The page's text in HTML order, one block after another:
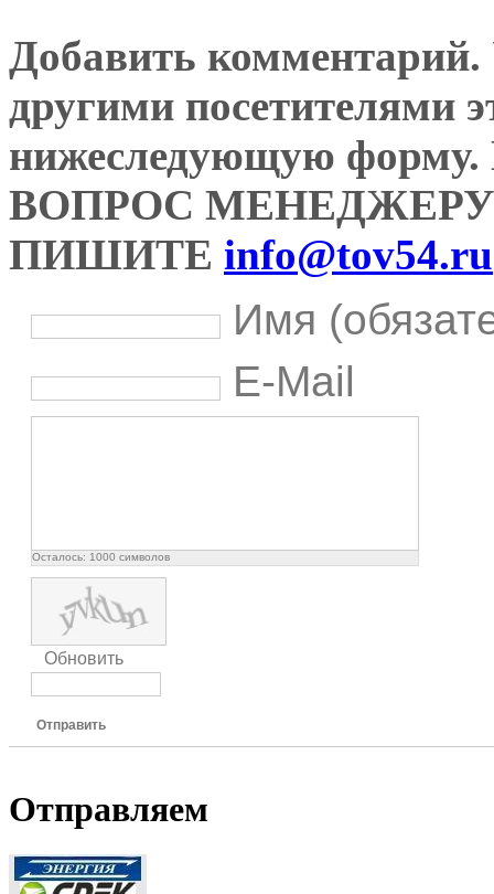
Добавить комментарий.
другими посетителями
нижеследующую
ВОПРОС
ПИШИТЕ info@tov54.ru
Имя
E-Mail
Осталось: 1000 символов
Обновить
Отправить
Отправляем